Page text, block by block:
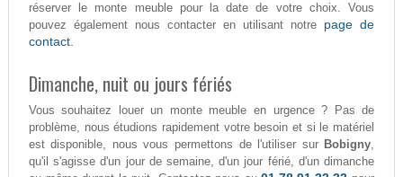
réserver le monte meuble pour la date de votre choix. Vous
pouvez également nous contacter en utilisant notre page de
contact.
Dimanche, nuit ou jours fériés
Vous souhaitez louer un monte meuble en urgence ? Pas de
problème, nous étudions rapidement votre besoin et si le matériel
est disponible, nous vous permettons de l'utiliser sur Bobigny,
qu'il s'agisse d'un jour de semaine, d'un jour férié, d'un dimanche